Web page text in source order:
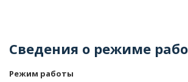
Сведения о режиме
Режим работы